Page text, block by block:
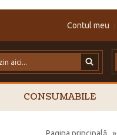
Contul meu
CONSUMABILE